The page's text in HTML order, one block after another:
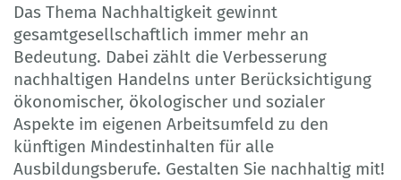
Das Thema Nachhaltigkeit gewinnt
gesamtgesellschaftlich immer mehr an
Bedeutung. Dabei zählt die Verbesserung
nachhaltigen Handelns unter Berücksichtigung
ökonomischer, ökologischer und sozialer
Aspekte im eigenen Arbeitsumfeld zu den
künftigen Mindestinhalten für alle
Ausbildungsberufe. Gestalten Sie nachhaltig mit!